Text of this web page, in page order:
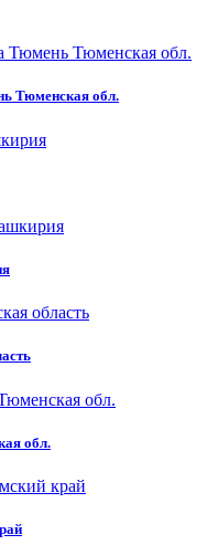
Тюменская обл.
обл.